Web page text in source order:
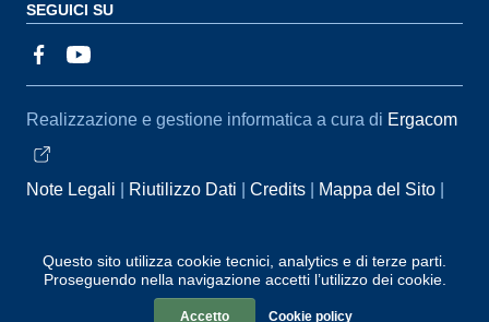
Questo sito utilizza cookie tecnici, analytics e di terze parti.
Proseguendo nella navigazione accetti l’utilizzo dei cookie.
Accetto Cookie policy
SEGUICI SU
Sezione Link Utili
Realizzazione e gestione informatica a cura di Ergacom
Note Legali Riutilizzo Dati Credits
Mappa del Sito
Segnalazioni
Statistiche accessi
Dichiarazione di
Accessibilità